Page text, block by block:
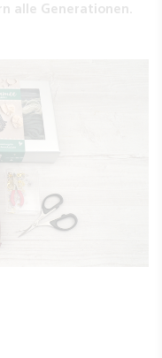
alle Generationen.